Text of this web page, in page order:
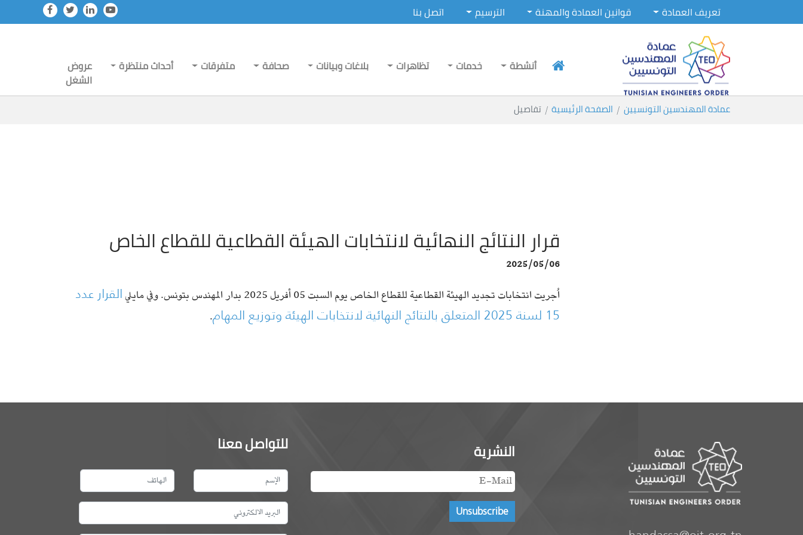
Skip to main content
تعريف العمادة قوانين العمادة والمهنة الترسيم اتصل بنا
أنشطة خدمات تظاهرات بلاغات وبيانات صحافة متفرقات أحداث منتظرة
عروض
الشغل
You are here:
عمادة المهندسين التونسيين الصفحة الرئيسية تفاصيل
قرار النتائج النهائية لانتخابات الهيئة القطاعية للقطاع الخاص
2025/05/06
اُجريت انتخابات تجديد الهيئة القطاعية للقطاع الخاص يوم السبت 05 أفريل 2025 بدار المهندس بتونس. وفي مايلي
القرار عدد
15 لسنة 2025 المتعلق بالنتائج النهائية لانتخابات الهيئة وتوزيع المهام
.
النشرية للتواصل معنا